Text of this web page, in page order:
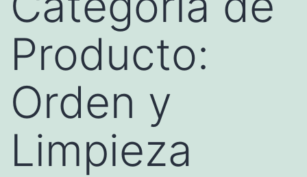
Producto:
Orden y
Limpieza